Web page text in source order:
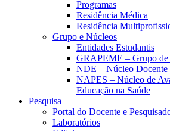
Programas
Residência Médica
Residência
Grupo e Núcleos
Entidades Estudantis
GRAPEME – Grupo de
NDE – Núcleo Docente
NAPES – Núcleo de
Educação na Saúde
Pesquisa
Portal do Docente e
Laboratórios